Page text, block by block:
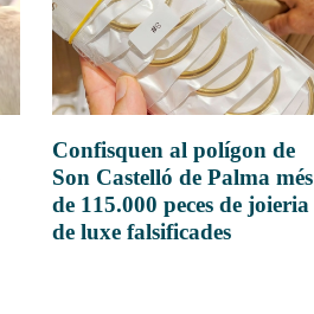
Confisquen al polígon de
Son Castelló de Palma més
de 115.000 peces de joieria
de luxe falsificades